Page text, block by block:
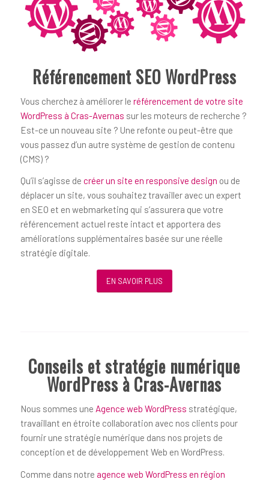
Référencement SEO WordPress
Vous cherchez à améliorer le référencement de votre site
WordPress à Cras-Avernas sur les moteurs de recherche ?
Est-ce un nouveau site ? Une refonte ou peut-être que
vous passez d’un autre système de gestion de contenu
(CMS) ?
Qu’il s’agisse de créer un site en responsive design ou de
déplacer un site, vous souhaitez travailler avec un expert
en SEO et en webmarketing qui s’assurera que votre
référencement actuel reste intact et apportera des
améliorations supplémentaires basée sur une réelle
stratégie digitale.
EN SAVOIR PLUS
Conseils et stratégie numérique
WordPress à Cras-Avernas
Nous sommes une Agence web WordPress stratégique,
travaillant en étroite collaboration avec nos clients pour
fournir une stratégie numérique dans nos projets de
conception et de développement Web en WordPress.
Comme dans notre agence web WordPress en région